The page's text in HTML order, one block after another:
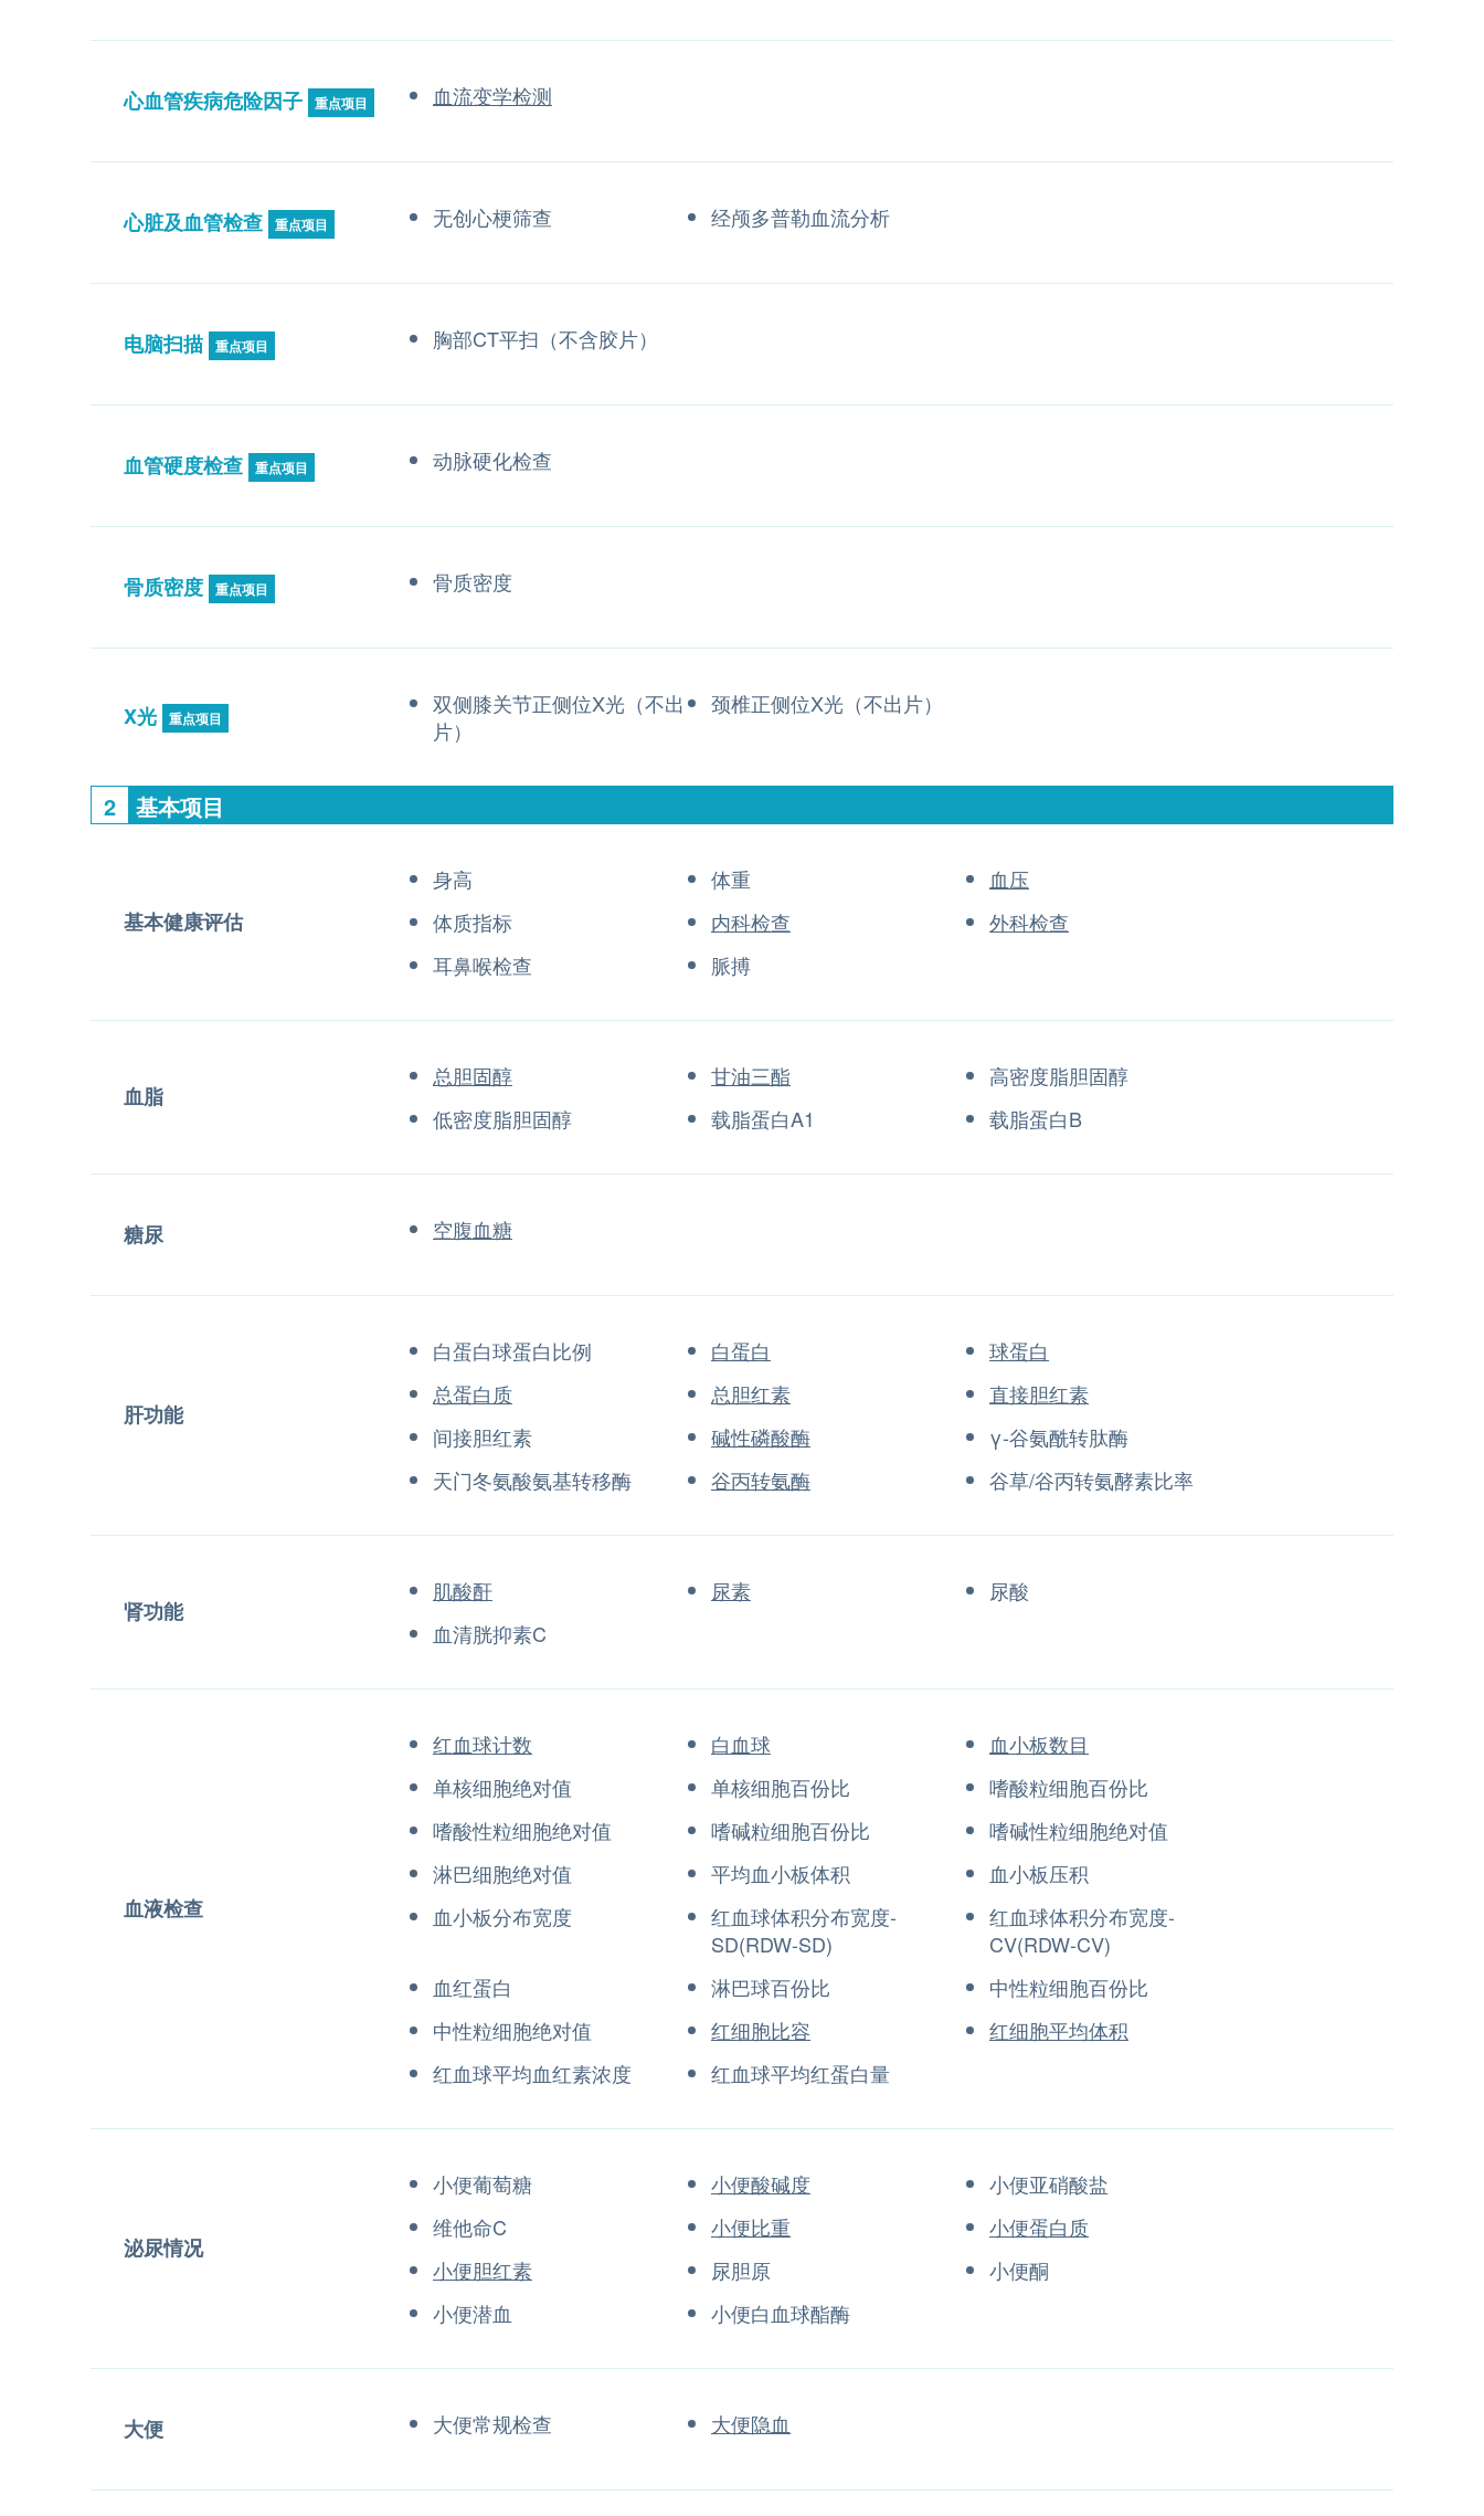
心血管疾病危险因子 重点项目 血流变学检测
心脏及血管检查 重点项目 无创心梗筛查 经颅多普勒血流分析
电脑扫描 重点项目 胸部CT平扫（不含胶片）
血管硬度检查 重点项目 动脉硬化检查
骨质密度 重点项目 骨质密度
X光 重点项目
双侧膝关节正侧位X光（不出
片）
颈椎正侧位X光（不出片）
2 基本项目
基本健康评估
身高 体重
血压
体质指标
内科检查
外科检查
耳鼻喉检查
脈搏
血脂
总胆固醇 甘油三酯
高密度脂胆固醇
低密度脂胆固醇
载脂蛋白A1 载脂蛋白B
糖尿 空腹血糖
肝功能
白蛋白球蛋白比例 白蛋白
球蛋白
总蛋白质
总胆红素
直接胆红素
间接胆红素
碱性磷酸酶
γ-谷氨酰转肽酶
天门冬氨酸氨基转移酶
谷丙转氨酶 谷草/谷丙转氨酵素比率
肾功能
肌酸酐 尿素
尿酸
血清胱抑素C
血液检查
红血球计数 白血球
血小板数目
单核细胞绝对值
单核细胞百份比
嗜酸粒细胞百份比
嗜酸性粒细胞绝对值
嗜碱粒细胞百份比
嗜碱性粒细胞绝对值
淋巴细胞绝对值
平均血小板体积
血小板压积
血小板分布宽度
红血球体积分布宽度-
SD(RDW-SD)
红血球体积分布宽度-
CV(RDW-CV)
血红蛋白
淋巴球百份比
中性粒细胞百份比
中性粒细胞绝对值
红细胞比容
红细胞平均体积
红血球平均血红素浓度
红血球平均红蛋白量
泌尿情况
小便葡萄糖 小便酸碱度
小便亚硝酸盐
维他命C
小便比重
小便蛋白质
小便胆红素
尿胆原
小便酮
小便潜血
小便白血球酯酶
大便 大便常规检查 大便隐血